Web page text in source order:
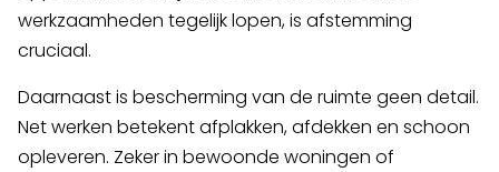
werkzaamheden tegelijk lopen, is afstemming
cruciaal.
Daarnaast is bescherming van de ruimte geen detail.
Net werken betekent afplakken, afdekken en schoon
opleveren. Zeker in bewoonde woningen of